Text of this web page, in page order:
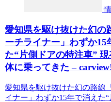
愛知県を駆け抜けた幻の
ーチライナー」わずか15
た“片側ドアの特注車” 現
体に乗ってきた –
愛知県を駆け抜けた幻の路線
イナー」わずか15年で消えた